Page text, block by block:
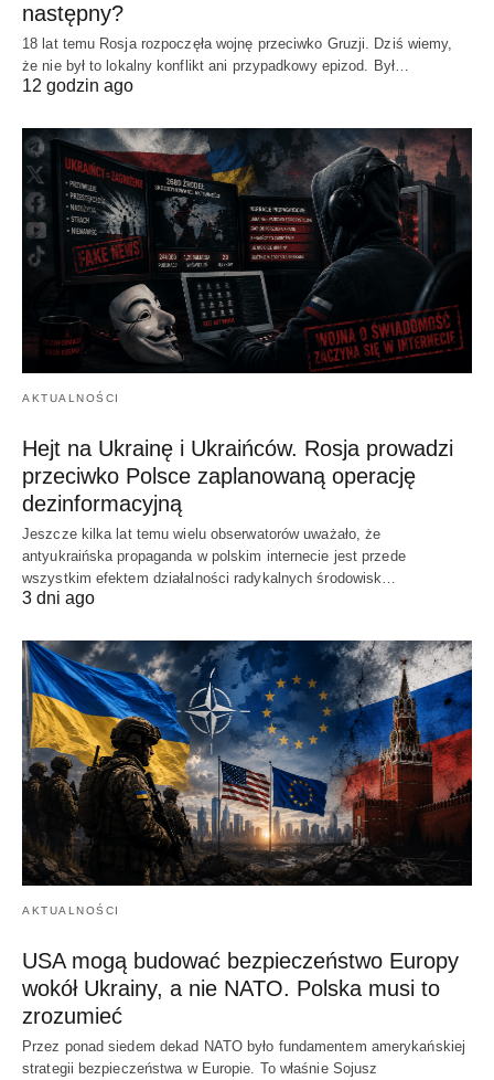
następny?
18 lat temu Rosja rozpoczęła wojnę przeciwko Gruzji. Dziś wiemy,
że nie był to lokalny konflikt ani przypadkowy epizod. Był…
12 godzin ago
AKTUALNOŚCI
Hejt na Ukrainę i Ukraińców. Rosja prowadzi
przeciwko Polsce zaplanowaną operację
dezinformacyjną
Jeszcze kilka lat temu wielu obserwatorów uważało, że
antyukraińska propaganda w polskim internecie jest przede
wszystkim efektem działalności radykalnych środowisk…
3 dni ago
AKTUALNOŚCI
USA mogą budować bezpieczeństwo Europy
wokół Ukrainy, a nie NATO. Polska musi to
zrozumieć
Przez ponad siedem dekad NATO było fundamentem amerykańskiej
strategii bezpieczeństwa w Europie. To właśnie Sojusz